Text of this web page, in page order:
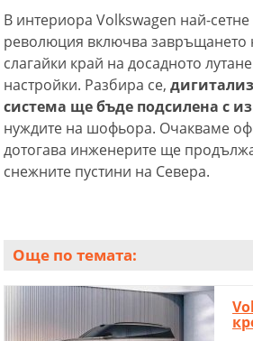
В интериора Volkswagen най-
революция включва завръщането
слагайки край на досадното
настройки. Разбира се,
система ще бъде подсилена с
нуждите на шофьора. Очакваме
дотогава инженерите ще
снежните пустини на Севера.
Още по темата: